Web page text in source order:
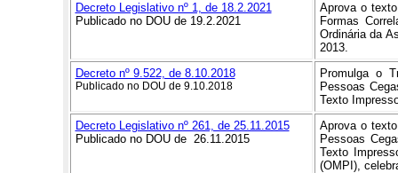
Decreto Legislativo nº 1, de 18.2.2021
Publicado no DOU de 19.2.2021
Aprova o
Formas
Ordinária da
2013.
Decreto nº 9.522, de 8.10.2018
Publicado no DOU de 9.10.2018
Promulga o
Pessoas
Texto
Decreto Legislativo nº 261, de 25.11.2015
Publicado no DOU de 26.11.2015
Aprova o
Pessoas
Texto
(OMPI),